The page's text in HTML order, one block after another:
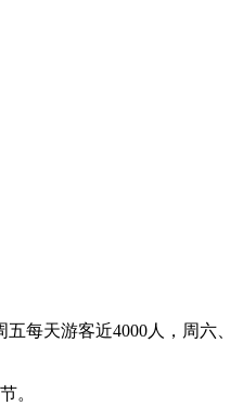
每天游客近4000人，周六、
。